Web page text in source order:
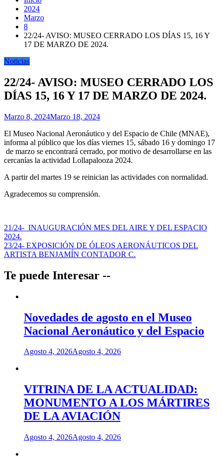
2024
Marzo
8
22/24- AVISO: MUSEO CERRADO LOS DÍAS 15, 16 Y
17 DE MARZO DE 2024.
Noticias
22/24- AVISO: MUSEO CERRADO LOS
DÍAS 15, 16 Y 17 DE MARZO DE 2024.
Marzo 8, 2024Marzo 18, 2024
El Museo Nacional Aeronáutico y del Espacio de Chile (MNAE),
informa al público que los días viernes 15, sábado 16 y domingo 17
de marzo se encontrará cerrado, por motivo de desarrollarse en las
cercanías la actividad Lollapalooza 2024.
A partir del martes 19 se reinician las actividades con normalidad.
Agradecemos su comprensión.
Navegación
de
entradas
21/24- INAUGURACIÓN MES DEL AIRE Y DEL ESPACIO
2024.
23/24- EXPOSICIÓN DE ÓLEOS AERONÁUTICOS DEL
ARTISTA BENJAMÍN CONTADOR C.
Te puede Interesar --
Novedades de agosto en el Museo
Nacional Aeronáutico y del Espacio
Agosto 4, 2026Agosto 4, 2026
VITRINA DE LA ACTUALIDAD:
MONUMENTO A LOS MÁRTIRES
DE LA AVIACIÓN
Agosto 4, 2026Agosto 4, 2026